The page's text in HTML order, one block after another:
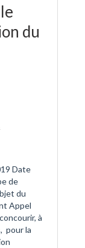
du
Date
de
du
Appel
à
pour la